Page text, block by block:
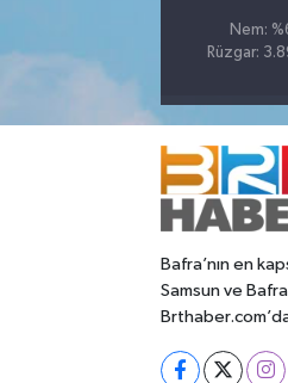
Nem:
Rüzgar:
Bafra’nın en
Samsun ve